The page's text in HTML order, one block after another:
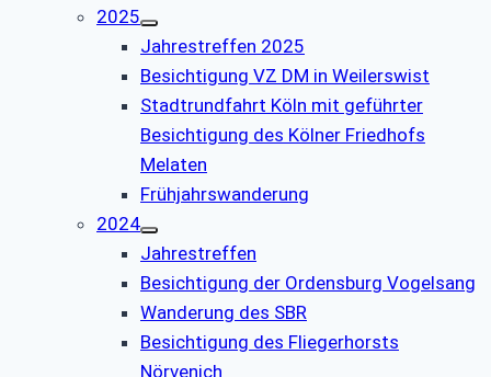
2025
Jahrestreffen 2025
Besichtigung VZ DM in Weilerswist
Stadtrundfahrt Köln mit geführter
Besichtigung des Kölner Friedhofs
Melaten
Frühjahrswanderung
2024
Jahrestreffen
Besichtigung der Ordensburg Vogelsang
Wanderung des SBR
Besichtigung des Fliegerhorsts
Nörvenich